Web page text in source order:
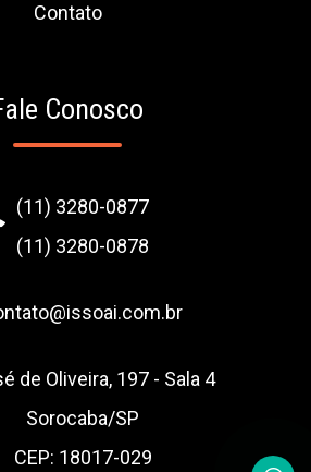
Contato
Conosco
(11) 3280-0877
(11) 3280-0878
de Oliveira, 197 - Sala 4
Sorocaba/SP
CEP: 18017-029